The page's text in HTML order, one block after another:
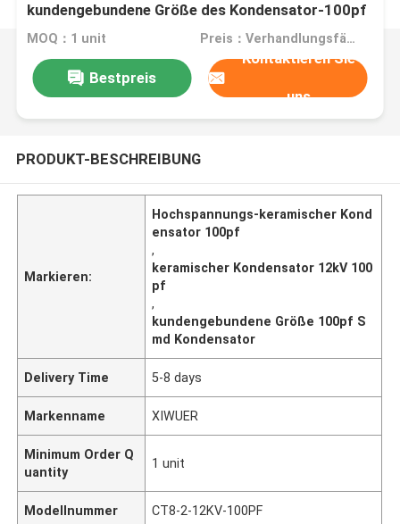
kundengebundene Größe des Kondensator-100pf
Smd Kondensator
MOQ：1 unit Preis：Verhandlungsfähig
Bestpreis
Kontaktieren Sie
uns
PRODUKT-BESCHREIBUNG
Markieren:
Hochspannungs-keramischer Kond
ensator 100pf
,
keramischer Kondensator 12kV 100
pf
,
kundengebundene Größe 100pf S
md Kondensator
Delivery Time 5-8 days
Markenname XIWUER
Minimum Order Q
uantity
1 unit
Modellnummer CT8-2-12KV-100PF